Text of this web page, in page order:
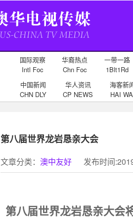
国际观察
Intl Foc
华裔热点
Chn Foc
一带一路
1Blt1Rd
中国新闻
CHN DLY
华人资讯
CP NEWS
海客新
HAI
第八届世界龙岩恳亲大会
文章分类： 澳中友好 发布时间
第八届世界龙岩恳亲大会